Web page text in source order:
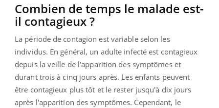
Combien de temps le malade est-
il contagieux ?
La période de contagion est variable selon les
individus. En général, un adulte infecté est contagieux
depuis la veille de l'apparition des symptômes et
durant trois à cinq jours après. Les enfants peuvent
être contagieux plus tôt et le rester jusqu'à dix jours
après l'apparition des symptômes. Cependant, le